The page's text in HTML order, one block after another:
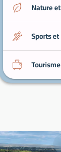
Nature
Sports